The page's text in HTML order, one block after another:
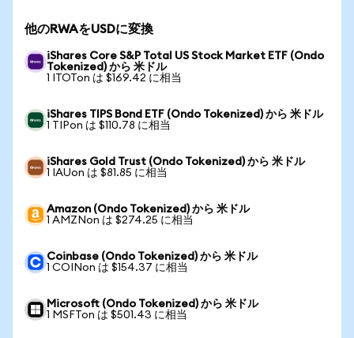
他のRWAをUSDに変換
iShares Core S&P Total US Stock Market ETF (Ondo
Tokenized) から 米ドル
1 ITOTon は $169.42 に相当
iShares TIPS Bond ETF (Ondo Tokenized) から 米ドル
1 TIPon は $110.78 に相当
iShares Gold Trust (Ondo Tokenized) から 米ドル
1 IAUon は $81.85 に相当
Amazon (Ondo Tokenized) から 米ドル
1 AMZNon は $274.25 に相当
Coinbase (Ondo Tokenized) から 米ドル
1 COINon は $154.37 に相当
Microsoft (Ondo Tokenized) から 米ドル
1 MSFTon は $501.43 に相当